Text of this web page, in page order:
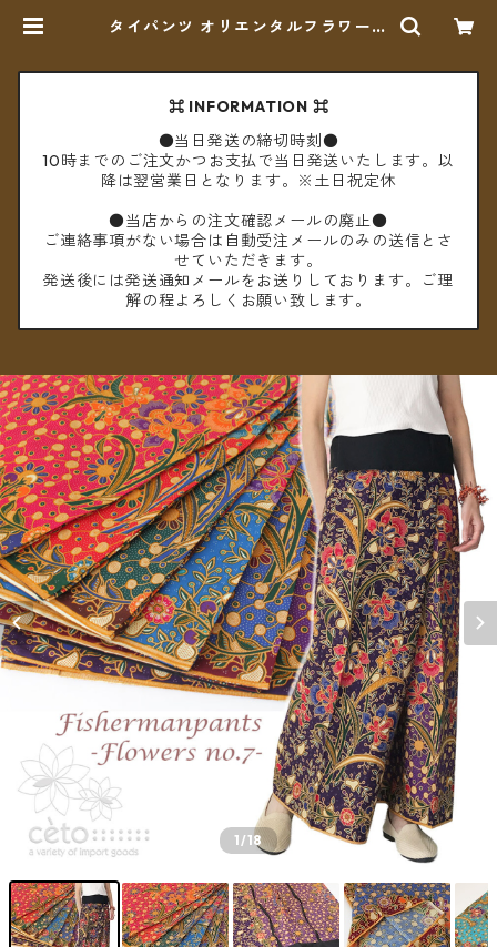
タイパンツ オリエンタルフラワー 6
⌘ INFORMATION ⌘
●当日発送の締切時刻●
10時までのご注文かつお支払で当日発送いたします。以
降は翌営業日となります。※土日祝定休
●当店からの注文確認メールの廃止●
ご連絡事項がない場合は自動受注メールのみの送信とさ
せていただきます。
発送後には発送通知メールをお送りしております。ご理
解の程よろしくお願い致します。
1/18